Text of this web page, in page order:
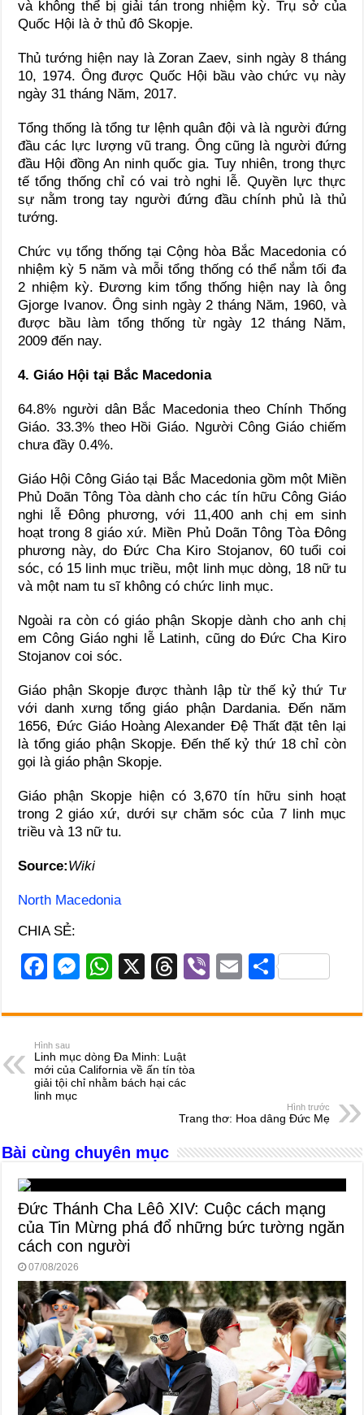
và không thể bị giải tán trong nhiệm kỳ. Trụ sở của
Quốc Hội là ở thủ đô Skopje.
Thủ tướng hiện nay là Zoran Zaev, sinh ngày 8 tháng
10, 1974. Ông được Quốc Hội bầu vào chức vụ này
ngày 31 tháng Năm, 2017.
Tổng thống là tổng tư lệnh quân đội và là người đứng
đầu các lực lượng vũ trang. Ông cũng là người đứng
đầu Hội đồng An ninh quốc gia. Tuy nhiên, trong thực
tế tổng thống chỉ có vai trò nghi lễ. Quyền lực thực
sự nằm trong tay người đứng đầu chính phủ là thủ
tướng.
Chức vụ tổng thống tại Cộng hòa Bắc Macedonia có
nhiệm kỳ 5 năm và mỗi tổng thống có thể nắm tối đa
2 nhiệm kỳ. Đương kim tổng thống hiện nay là ông
Gjorge Ivanov. Ông sinh ngày 2 tháng Năm, 1960, và
được bầu làm tổng thống từ ngày 12 tháng Năm,
2009 đến nay.
4. Giáo Hội tại Bắc Macedonia
64.8% người dân Bắc Macedonia theo Chính Thống
Giáo. 33.3% theo Hồi Giáo. Người Công Giáo chiếm
chưa đầy 0.4%.
Giáo Hội Công Giáo tại Bắc Macedonia gồm một Miền
Phủ Doãn Tông Tòa dành cho các tín hữu Công Giáo
nghi lễ Đông phương, với 11,400 anh chị em sinh
hoạt trong 8 giáo xứ. Miền Phủ Doãn Tông Tòa Đông
phương này, do Đức Cha Kiro Stojanov, 60 tuổi coi
sóc, có 15 linh mục triều, một linh mục dòng, 18 nữ tu
và một nam tu sĩ không có chức linh mục.
Ngoài ra còn có giáo phận Skopje dành cho anh chị
em Công Giáo nghi lễ Latinh, cũng do Đức Cha Kiro
Stojanov coi sóc.
Giáo phận Skopje được thành lập từ thế kỷ thứ Tư
với danh xưng tổng giáo phận Dardania. Đến năm
1656, Đức Giáo Hoàng Alexander Đệ Thất đặt tên lại
là tổng giáo phận Skopje. Đến thế kỷ thứ 18 chỉ còn
gọi là giáo phận Skopje.
Giáo phận Skopje hiện có 3,670 tín hữu sinh hoạt
trong 2 giáo xứ, dưới sự chăm sóc của 7 linh mục
triều và 13 nữ tu.
Source:Wiki
North Macedonia
CHIA SẺ:
F
c
e
b
o
k
M
ss
n
g
W
at
A
p
X
T
e
d
s
Vi
er
E
ail
S
ar
Hình sau
Linh mục dòng Đa Minh: Luật
mới của California về ấn tín tòa
giải tội chỉ nhằm bách hại các
linh mục
Hình trước
Trang thơ: Hoa dâng Đức Mẹ
Bài cùng chuyên mục
Đức Thánh Cha Lêô XIV: Cuộc cách mạng
của Tin Mừng phá đổ những bức tường ngăn
cách con người
07/08/2026